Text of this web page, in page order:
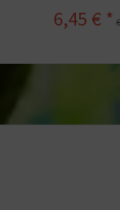
6,45 € *